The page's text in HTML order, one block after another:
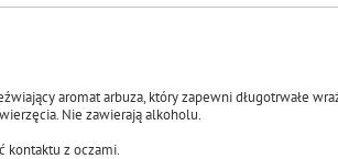
aromat arbuza, który zapewni długotrwałe
Nie zawierają alkoholu.
kontaktu z oczami.